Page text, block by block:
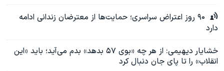
۹۰ روز اعتراض سراسری؛ حمایت‌ها از معترضان زندانی ادامه
دارد
خشایار دیهیمی: از هر چه «بوی ۵۷ بدهد» بدم می‌آید؛‌ باید «این
انقلاب» را تا پای جان دنبال کرد